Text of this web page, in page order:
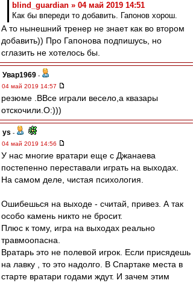
blind_guardian » 04 май 2019 14:51
Как бы впереди то добавить. Гапонов хорош.
А то нынешний тренер не знает как во втором
добавить)) Про Гапонова подпишусь, но
сглазить не хотелось бы.
Увар1969 -
04 май 2019 14:57
резюме .ВВсе играли весело,а квазары
отскочили.О:)))
ys -
04 май 2019 14:56
У нас многие вратари еще с Джанаева
постепенно переставали играть на выходах.
На самом деле, чистая психология.
Ошибешься на выходе - считай, привез. А так
особо камень никто не бросит.
Плюс к тому, игра на выходах реально
травмоопасна.
Вратарь это не полевой игрок. Если присядешь
на лавку , то это надолго. В Спартаке места в
старте вратари годами ждут. И зачем этим